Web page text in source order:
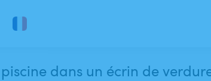
dans un écrin de